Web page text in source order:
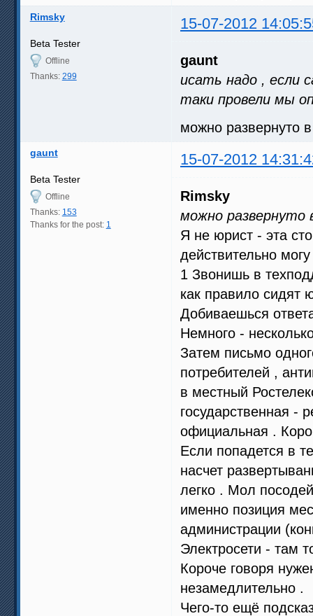
Rimsky 15-07-2012
Beta Tester
Offline
Thanks: 299
gaunt
исать надо , если
таки провели мы
можно развернуто
gaunt 15-07-2012
Beta Tester
Offline
Thanks: 153
Thanks for the post: 1
Rimsky
можно развернуто
Я не юрист - эта
действительно
1 Звонишь в
как правило сидят
Добиваешься
Немного -
Затем письмо
потребителей ,
в местный
государственная -
официальная .
Если попадется в
насчет
легко . Мол
именно позиция
администрации
Электросети - там
Короче говоря
незамедлительно .
Чего-то ещё